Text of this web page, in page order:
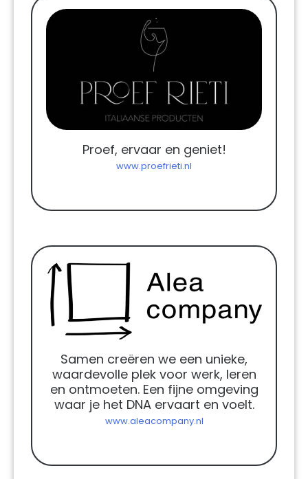
Proef, ervaar en geniet!
www.proefrieti.nl
Samen creëren we een unieke,
waardevolle plek voor werk, leren
en ontmoeten. Een fijne omgeving
waar je het DNA ervaart en voelt.
www.aleacompany.nl